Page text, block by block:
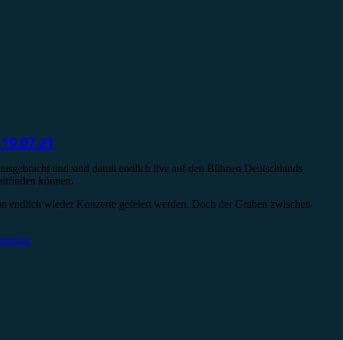
und sind damit endlich live auf den Bühnen Deutschlands
können.
endlich wieder Konzerte gefeiert werden. Doch der Graben zwischen